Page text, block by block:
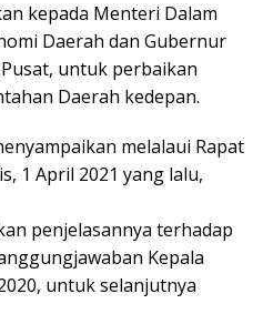
kepada Menteri Dalam
Daerah dan Gubernur
untuk perbaikan
Daerah kedepan.
melalaui Rapat
1 April 2021 yang lalu,
penjelasannya terhadap
Kepala
untuk selanjutnya